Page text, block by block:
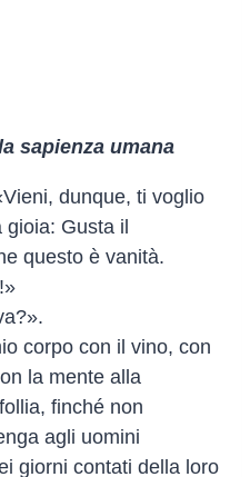
sapienza umana
dunque, ti voglio
Gusta il
questo è vanità.
corpo con il vino, con
la mente alla
finché non
agli uomini
giorni contati della loro